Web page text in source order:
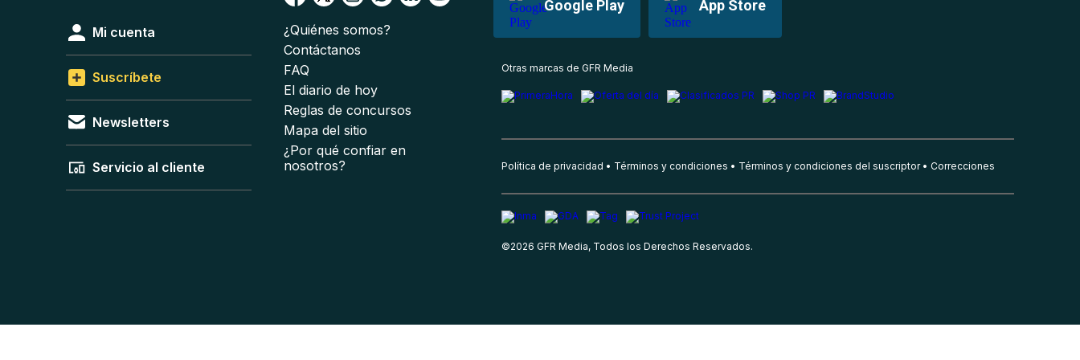
Google Play App Store
Mi cuenta
Suscríbete
Newsletters
Servicio al cliente
¿Quiénes somos?
Contáctanos
FAQ
El diario de hoy
Reglas de concursos
Mapa del sitio
¿Por qué confiar en
nosotros?
Otras marcas de GFR Media
Política de privacidad Términos y condiciones Términos y condiciones del suscriptor Correcciones
©2026 GFR Media, Todos los Derechos Reservados.